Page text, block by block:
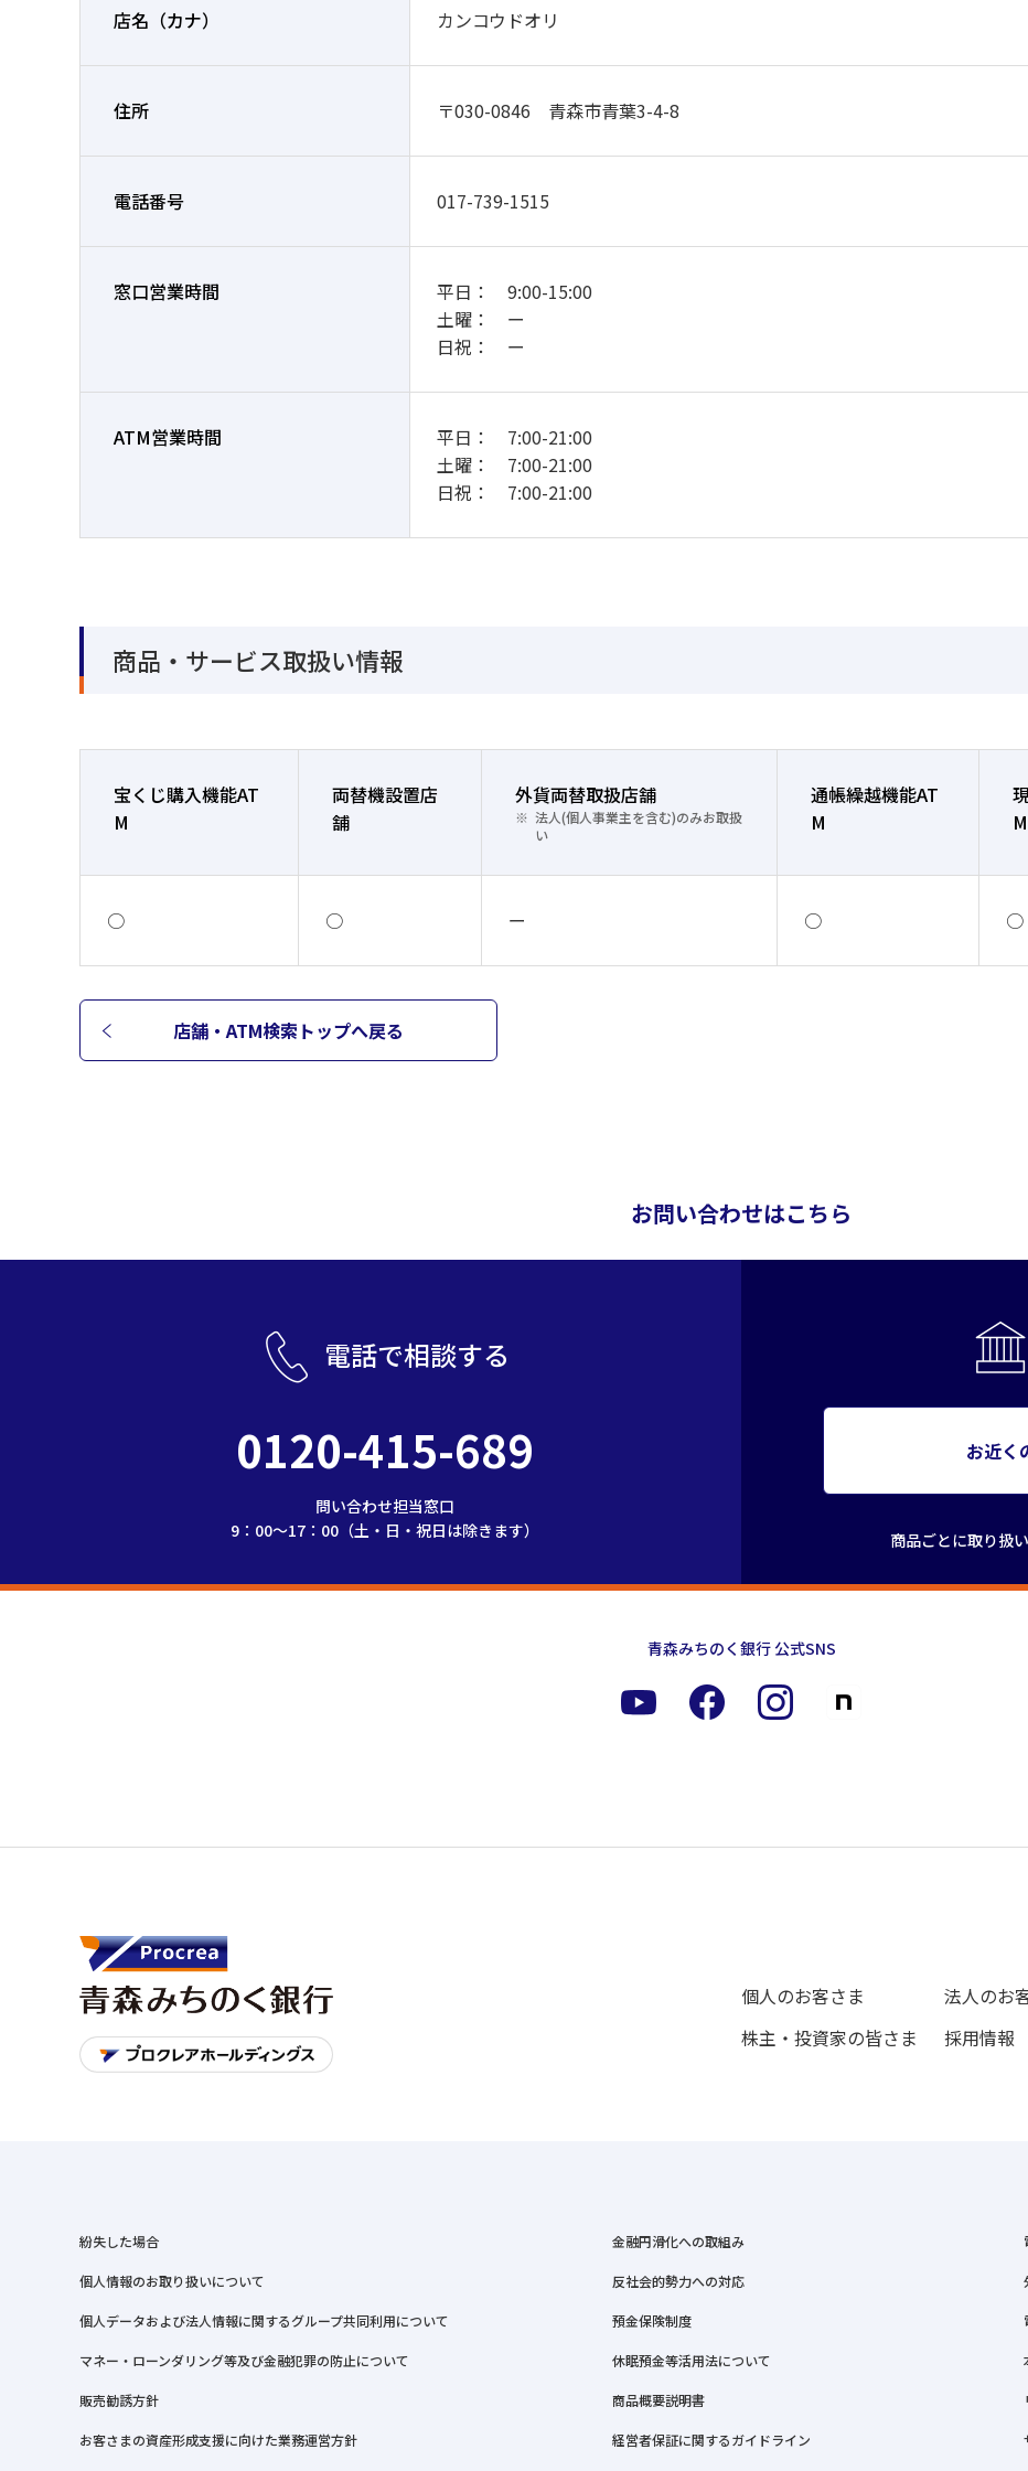
店名 （カナ） カンコウドオリ
住所 〒030-0846 青森市青葉3-4-8
電話番号 017-739-1515
窓口営業時間
平日： 9:00-15:00
土曜： ー
日祝： ー
ATM営業時間
平日： 7:00-21:00
土曜： 7:00-21:00
日祝： 7:00-21:00
商品・サービス取扱い情報
宝くじ購入機能AT
M
両替機設置店
舗
外貨両替取扱店舗
法人(個人事業主を含む)のみお取扱
い
通帳繰越機能AT
M
M
○ ○ ー ○ ○
店舗・ATM検索トップへ戻る
お問い合わせはこちら
電話で相談する
0120-415-689
問い合わせ担当窓口
9：00～17：00（土・日・祝日は除きます）
お近く
商品ごとに取り扱
青森みちのく銀行 公式SNS
個人のお客さま 法人のお
株主・投資家の皆さま
採用情報
紛失した場合
個人情報のお取り扱いについて
個人データおよび法人情報に関するグループ共同利用について
マネー・ローンダリング等及び金融犯罪の防止について
販売勧誘方針
お客さまの資産形成支援に向けた業務運営方針
金融円滑化への取組み
反社会的勢力への対応
預金保険制度
休眠預金等活用法について
商品概要説明書
経営者保証に関するガイドライン